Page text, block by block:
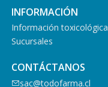
INFORMACIÓN
Información toxicológica
Sucursales
CONTÁCTANOS
sac@todofarma.cl